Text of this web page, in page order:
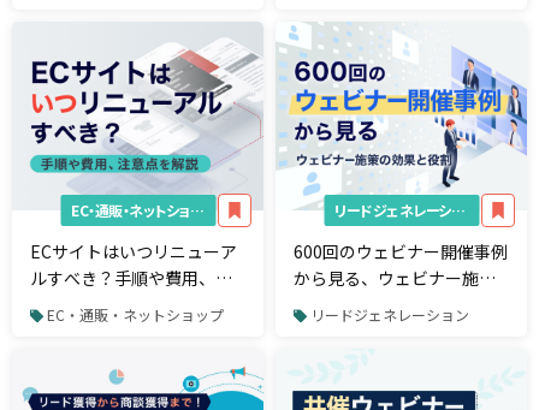
EC・通販・ネットショップ
ECサイトはいつリニューア
ルすべき？手順や費用、注
意点を解説
EC・通販・ネットショップ
リードジェネレーション
600回のウェビナー開催事例
から見る、ウェビナー施策
の効果と役割
リードジェネレーション